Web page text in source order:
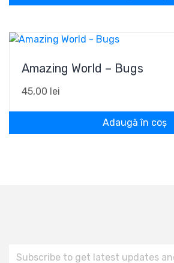
Amazing World – Bugs
45,00 lei
Adaugă în coș